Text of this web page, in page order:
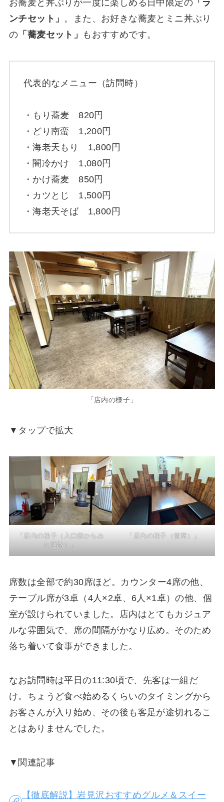
お蕎麦と丼ぶりが一度に楽しめる日中限定の「ラ
ンチセット」 。また、お好きな蕎麦とミニ丼ぶり
の 「蕎麦セット」 もおすすめです。
代表的なメニュー（訪問時）
・もり蕎麦 820円
・どり南蛮 1,200円
・海老天もり 1,800円
・闇冷かけ 1,080円
・かけ蕎麦 850円
・カツとじ 1,500円
・海老天そば 1,800円
「店内の様子」
▼タップで拡大
「店内の様子（入口側からみ
た通路）」
「店内の様子（個室）」
席数は全部で約30席ほど。カウンター4席の他、
テーブル席が3卓（4人×2卓、6人×1卓）の他、個
室が設けられていました。店内はとてもカジュア
ルな雰囲気で、席の間隔がかなり広め。そのため
落ち着いて食事ができました。
なお訪問時は平日の11:30頃で、先客は一組だ
け。ちょうど食べ始めるくらいのタイミングから
お客さんが入り始め、その後も客足が途切れるこ
とはありませんでした。
▼関連記事
【徹底解説】岩見沢おすすめグルメ＆スイー